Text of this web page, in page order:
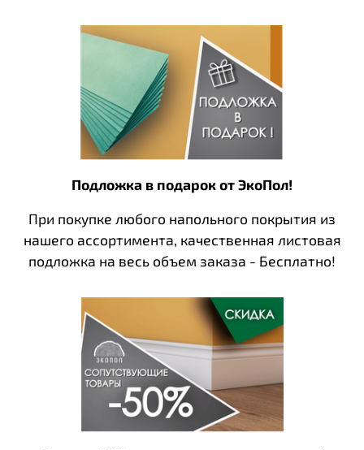
Подложка в подарок от ЭкоПол!
При покупке любого напольного покрытия из
нашего ассортимента, качественная листовая
подложка на весь объем заказа - Бесплатно!